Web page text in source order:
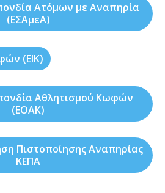
Ατόμων με Αναπηρία
(ΕΣΑμεΑ)
(ΕΙΚ)
Αθλητισμού Κωφών
(ΕΟΑΚ)
Πιστοποίησης Αναπηρίας
ΚΕΠΑ